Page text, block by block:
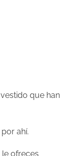
que han
ahí.
ofreces